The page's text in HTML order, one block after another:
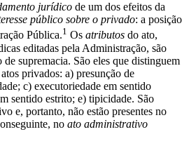
jurídico de um dos efeitos da
público sobre o privado: a posição
Pública.1 Os atributos do ato,
editadas pela Administração, são
de supremacia. São eles que distinguem
privados: a) presunção de
c) executoriedade em sentido
sentido estrito; e) tipicidade. São
e, portanto, não estão presentes no
no ato administrativo